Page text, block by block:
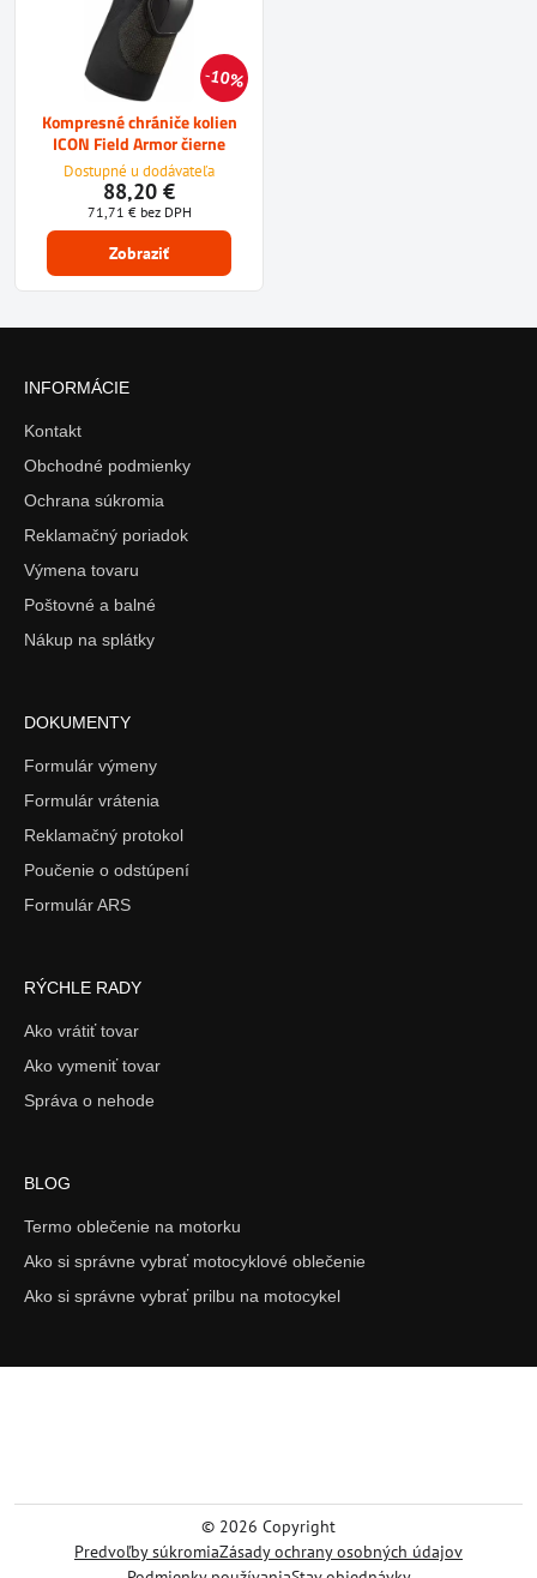
10%
Kompresné chrániče kolien
ICON Field Armor čierne
Dostupné u dodávateľa
88,20 €
71,71 € bez DPH
Zobraziť
INFORMÁCIE
Kontakt
Obchodné podmienky
Ochrana súkromia
Reklamačný poriadok
Výmena tovaru
Poštovné a balné
Nákup na splátky
DOKUMENTY
Formulár výmeny
Formulár vrátenia
Reklamačný protokol
Poučenie o odstúpení
Formulár ARS
RÝCHLE RADY
Ako vrátiť tovar
Ako vymeniť tovar
Správa o nehode
BLOG
Termo oblečenie na motorku
Ako si správne vybrať motocyklové oblečenie
Ako si správne vybrať prilbu na motocykel
© 2026 Copyright
Predvoľby súkromiaZásady ochrany osobných údajov